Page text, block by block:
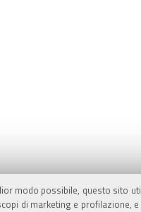
modo possibile, questo sito
di marketing e